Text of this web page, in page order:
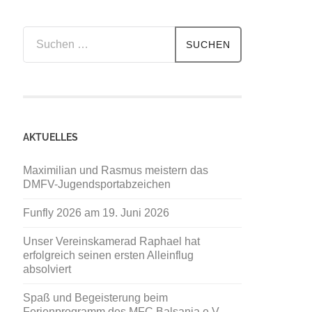
nach:
AKTUELLES
Maximilian und Rasmus meistern das
DMFV-Jugendsportabzeichen
Funfly 2026 am 19. Juni 2026
Unser Vereinskamerad Raphael hat
erfolgreich seinen ersten Alleinflug
absolviert
Spaß und Begeisterung beim